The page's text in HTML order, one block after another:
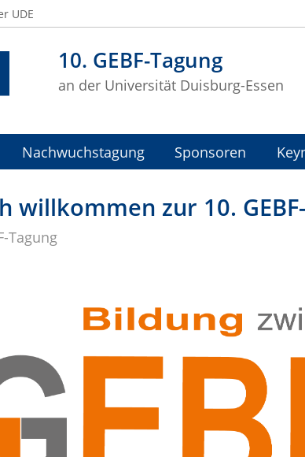
10. GEBF-Tagung
an der Universität Duisburg-Essen
UDE
Nachwuchstagung Sponsoren
willkommen zur 10.
Tagung